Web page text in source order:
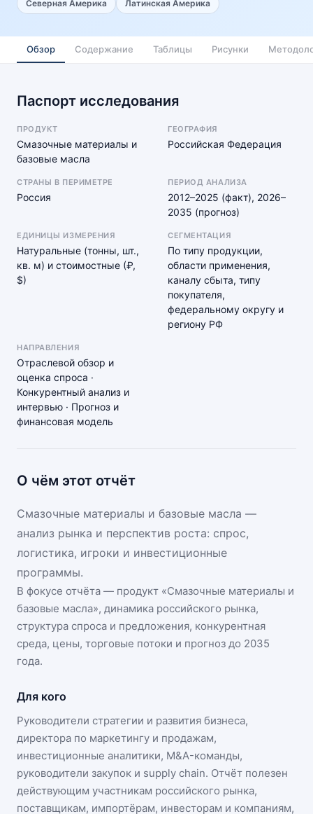
Северная Америка
Латинская Америка
Обзор Содержание Таблицы Рисунки
Паспорт исследования
ПРОДУКТ
Смазочные материалы и
базовые масла
ГЕОГРАФИЯ
Российская Федерация
СТРАНЫ В ПЕРИМЕТРЕ
Россия
ПЕРИОД АНАЛИЗА
2012–2025 (факт), 2026–
2035 (прогноз)
ЕДИНИЦЫ ИЗМЕРЕНИЯ
Натуральные (тонны, шт.,
кв. м) и стоимостные (₽,
$)
СЕГМЕНТАЦИЯ
По типу продукции,
области применения,
каналу сбыта, типу
покупателя,
федеральному округу и
региону РФ
НАПРАВЛЕНИЯ
Отраслевой обзор и
оценка спроса ·
Конкурентный анализ и
интервью · Прогноз и
финансовая модель
О чём этот отчёт
Смазочные материалы и базовые масла —
анализ рынка и перспектив роста: спрос,
логистика, игроки и инвестиционные
программы.
В фокусе отчёта — продукт «Смазочные материалы и
базовые масла», динамика российского рынка,
структура спроса и предложения, конкурентная
среда, цены, торговые потоки и прогноз до 2035
года.
Для кого
Руководители стратегии и развития бизнеса,
директора по маркетингу и продажам,
инвестиционные аналитики, M&A-команды,
руководители закупок и supply chain. Отчёт полезен
действующим участникам российского рынка,
поставщикам, импортёрам, инвесторам и компаниям,